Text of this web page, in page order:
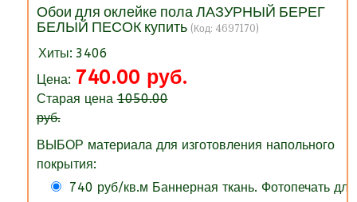
Обои для оклейке пола ЛАЗУРНЫЙ БЕРЕГ
БЕЛЫЙ ПЕСОК купить (Код: 4697170)
Хиты: 3406
Цена: 740.00 руб.
Старая цена1050.00
руб.
ВЫБОР материала для изготовления напольного
покрытия:
740 руб/кв.м Баннерная ткань. Фотопечать